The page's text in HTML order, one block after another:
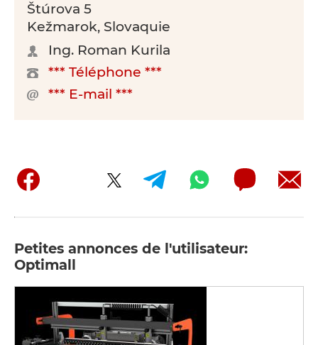
Štúrova 5
Kežmarok, Slovaquie
Ing. Roman Kurila
*** Téléphone ***
*** E-mail ***
Petites annonces de l'utilisateur:
Optimall